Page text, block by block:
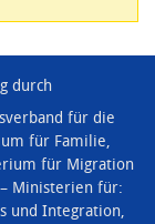
durch
für die
für Familie,
für Migration
Ministerien für:
und Integration,